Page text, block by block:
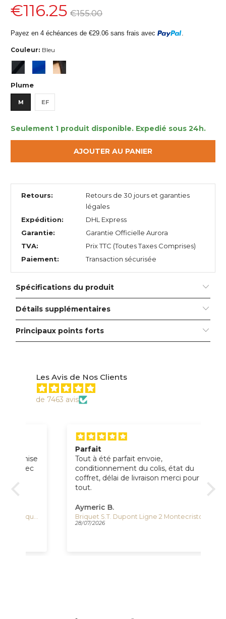
€116.25 €155.00
Payez en 4 échéances de €29.06 sans frais avec .
Couleur: Bleu
Plume
M EF
Seulement 1 produit disponible. Expedié sous 24h.
AJOUTER AU PANIER
Retours:
Retours de 30 jours et garanties
légales
Expédition:
DHL Express
Garantie:
Garantie Officielle Aurora
TVA:
Prix TTC (Toutes Taxes Comprises)
Paiement:
Transaction sécurisée
Spécifications du produit
Détails supplémentaires
Principaux points forts
Les Avis de Nos Clients
de 7463 avis
Tout à été parfait envoie,
conditionnement du colis, état du
coffret, délai de livraison merci pour
Aymeric B.
Briquet S.T. Dupont Ligne 2 Montecristo La Nuit, Attributs Palladium, C16035
28/07/2026